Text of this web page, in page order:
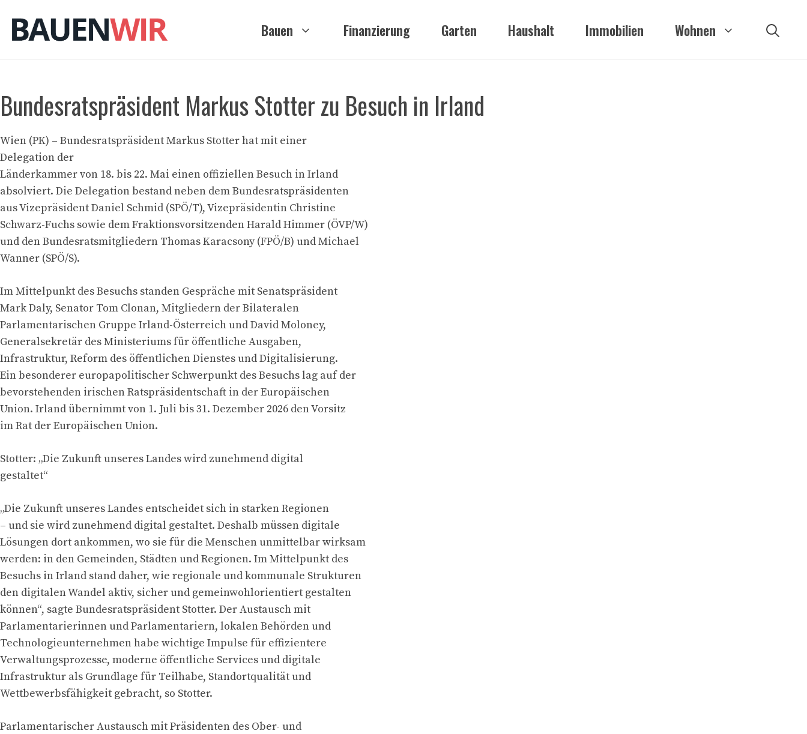
Inhalt
springen
Bauen Finanzierung Garten Haushalt Immobilien Wohnen
Bundesratspräsident Markus Stotter zu Besuch in Irland
Wien (PK) – Bundesratspräsident Markus Stotter hat mit einer
Delegation der
Länderkammer von 18. bis 22. Mai einen offiziellen Besuch in Irland
absolviert. Die Delegation bestand neben dem Bundesratspräsidenten
aus Vizepräsident Daniel Schmid (SPÖ/T), Vizepräsidentin Christine
Schwarz-Fuchs sowie dem Fraktionsvorsitzenden Harald Himmer (ÖVP/W)
und den Bundesratsmitgliedern Thomas Karacsony (FPÖ/B) und Michael
Wanner (SPÖ/S).
Im Mittelpunkt des Besuchs standen Gespräche mit Senatspräsident
Mark Daly, Senator Tom Clonan, Mitgliedern der Bilateralen
Parlamentarischen Gruppe Irland-Österreich und David Moloney,
Generalsekretär des Ministeriums für öffentliche Ausgaben,
Infrastruktur, Reform des öffentlichen Dienstes und Digitalisierung.
Ein besonderer europapolitischer Schwerpunkt des Besuchs lag auf der
bevorstehenden irischen Ratspräsidentschaft in der Europäischen
Union. Irland übernimmt von 1. Juli bis 31. Dezember 2026 den Vorsitz
im Rat der Europäischen Union.
Stotter: „Die Zukunft unseres Landes wird zunehmend digital
gestaltet“
„Die Zukunft unseres Landes entscheidet sich in starken Regionen
– und sie wird zunehmend digital gestaltet. Deshalb müssen digitale
Lösungen dort ankommen, wo sie für die Menschen unmittelbar wirksam
werden: in den Gemeinden, Städten und Regionen. Im Mittelpunkt des
Besuchs in Irland stand daher, wie regionale und kommunale Strukturen
den digitalen Wandel aktiv, sicher und gemeinwohlorientiert gestalten
können“, sagte Bundesratspräsident Stotter. Der Austausch mit
Parlamentarierinnen und Parlamentariern, lokalen Behörden und
Technologieunternehmen habe wichtige Impulse für effizientere
Verwaltungsprozesse, moderne öffentliche Services und digitale
Infrastruktur als Grundlage für Teilhabe, Standortqualität und
Wettbewerbsfähigkeit gebracht, so Stotter.
Parlamentarischer Austausch mit Präsidenten des Ober- und